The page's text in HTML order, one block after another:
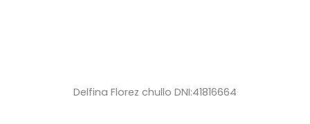
Delfina Florez chullo DNI:41816664